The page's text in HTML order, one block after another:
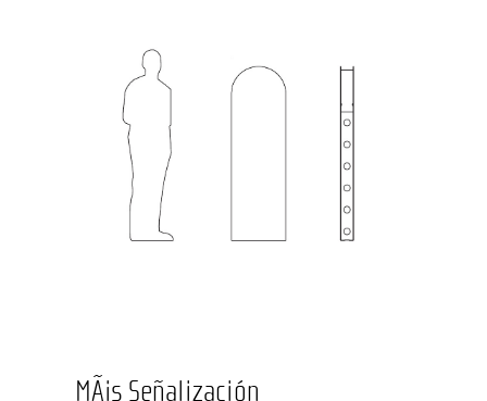
MÃ¡s Señalización